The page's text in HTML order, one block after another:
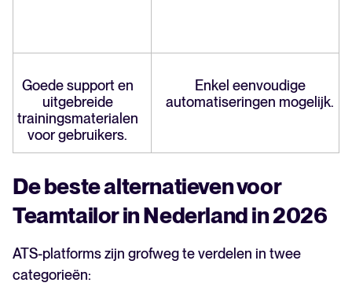
Goede support en
uitgebreide
trainingsmaterialen
voor gebruikers.
Enkel eenvoudige
automatiseringen mogelijk.
De beste alternatieven voor
Teamtailor in Nederland in 2026
ATS-platforms zijn grofweg te verdelen in twee
categorieën: